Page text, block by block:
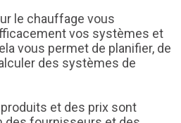
le chauffage vous
vos systèmes et
vous permet de planifier, de
des systèmes de
et des prix sont